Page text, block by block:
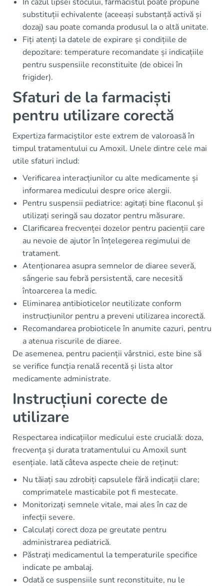
substituții echivalente (aceeași substanță activă și
dozaj) sau poate comanda produsul la o altă unitate.
Fiți atenți la datele de expirare și condițiile de
depozitare: temperature recomandate și indicațiile
pentru suspensiile reconstituite (de obicei în
frigider).
Sfaturi de la farmaciști
pentru utilizare corectă
Expertiza farmaciștilor este extrem de valoroasă în
timpul tratamentului cu Amoxil. Unele dintre cele mai
utile sfaturi includ:
Verificarea interacțiunilor cu alte medicamente și
informarea medicului despre orice alergii.
Pentru suspensii pediatrice: agitați bine flaconul și
utilizați seringă sau dozator pentru măsurare.
Clarificarea frecvenței dozelor pentru pacienții care
au nevoie de ajutor în înțelegerea regimului de
tratament.
Atenționarea asupra semnelor de diaree severă,
sângerie sau febră persistentă, care necesită
întoarcerea la medic.
Eliminarea antibioticelor neutilizate conform
instrucțiunilor pentru a preveni utilizarea incorectă.
Recomandarea probioticele în anumite cazuri, pentru
a atenua riscurile de diaree.
De asemenea, pentru pacienții vârstnici, este bine să
se verifice funcția renală recentă și lista altor
medicamente administrate.
Instrucțiuni corecte de
utilizare
Respectarea indicațiilor medicului este crucială: doza,
frecvența și durata tratamentului cu Amoxil sunt
esențiale. Iată câteva aspecte cheie de reținut:
Nu tăiați sau zdrobiți capsulele fără indicații clare;
comprimatele masticabile pot fi mestecate.
Monitorizați semnele vitale, mai ales în caz de
infecții severe.
Calculați corect doza pe greutate pentru
administrarea pediatrică.
Păstrați medicamentul la temperaturile specifice
indicate pe ambalaj.
Odată ce suspensiile sunt reconstituite, nu le